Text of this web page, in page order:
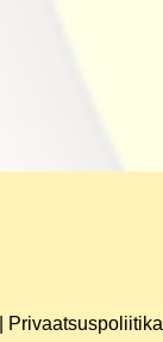
Privaatsuspoliitika